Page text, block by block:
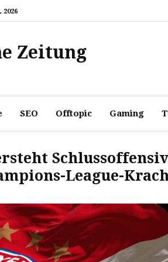
2026
Zeitung
SEO Offtopic Gaming
League-